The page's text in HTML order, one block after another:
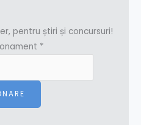
pentru știri și concursuri!
*